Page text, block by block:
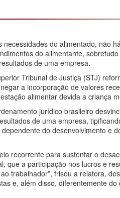
do alimentado, não
do alimentante,
de uma empresa.
Tribunal de Justiça (STJ)
a incorporação de valores
alimentar devida a criança
jurídico brasileiro
de uma empresa,
do desenvolvimento e
recorrente para sustentar o
que a participação nos lucros e
trabalhador”, frisou a relatora,
e, além disso, diferentemente